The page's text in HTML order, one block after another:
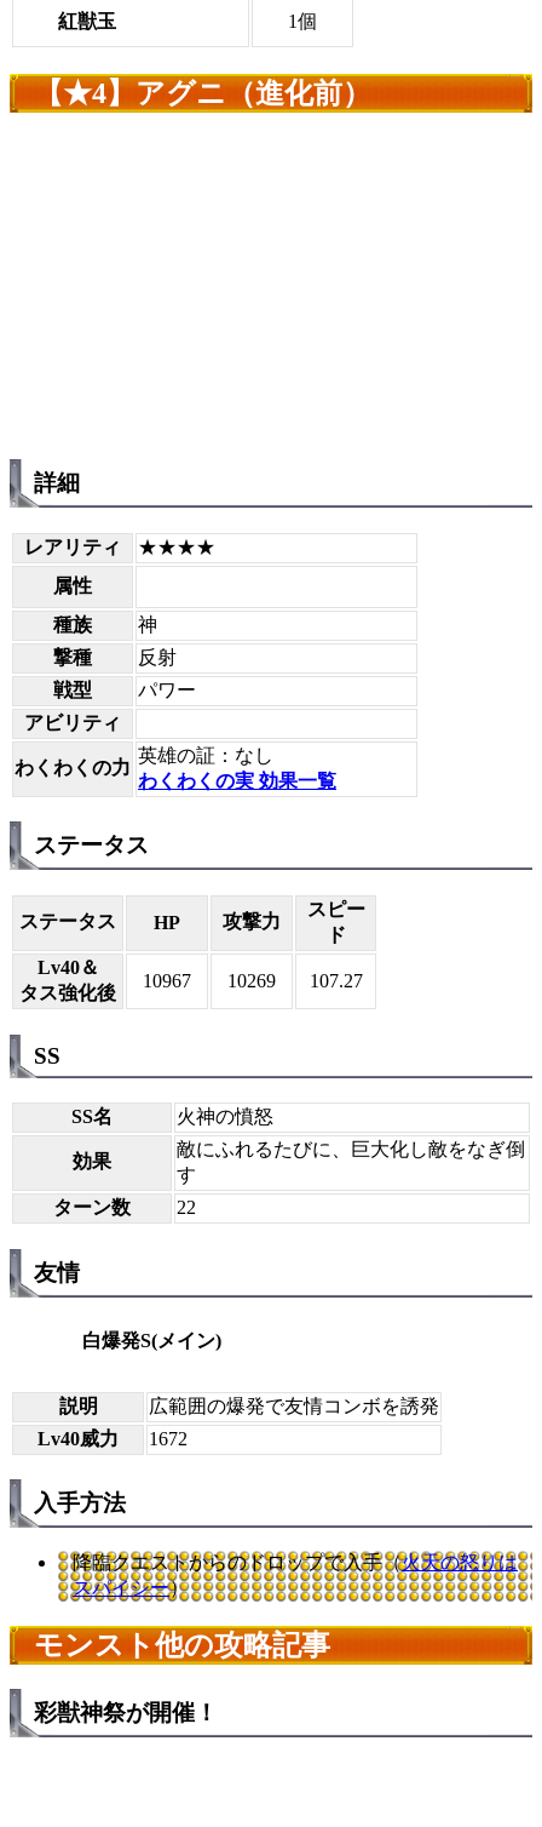
紅獣玉 1個
【★4】アグニ（進化前）
詳細
レアリティ
★★★★
属性
種族
神
撃種
反射
戦型
パワー
アビリティ
わくわくの力
英雄の証：なし
わくわくの実 効果一覧
ステータス
ステータス HP 攻撃力
スピー
ド
Lv40＆
タス強化後
10967 10269 107.27
SS
SS名 火神の憤怒
効果
敵にふれるたびに、巨大化し敵をなぎ倒
す
ターン数
22
友情
白爆発S(メイン)
説明
広範囲の爆発で友情コンボを誘発
Lv40威力
1672
入手方法
降臨クエストからのドロップで入手（火天の怒りは
スパイシー）
モンスト他の攻略記事
彩獣神祭が開催！